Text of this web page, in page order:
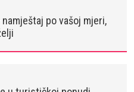
po vašoj mjeri,